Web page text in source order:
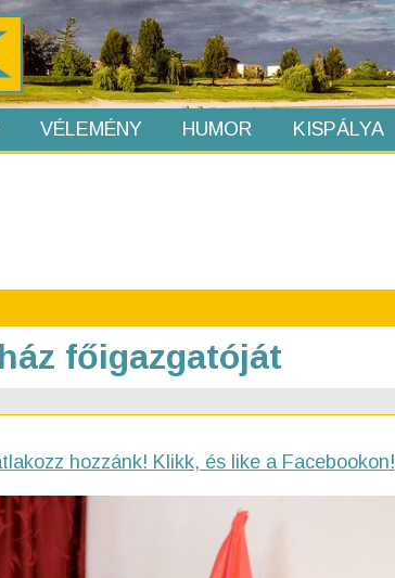
VÉLEMÉNY HUMOR KISPÁLYA
főigazgatóját
hozzánk! Klikk, és like a Facebookon!